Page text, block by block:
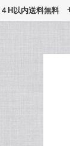
H以内送料無料